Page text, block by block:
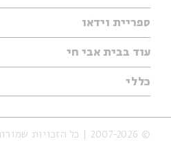
עיון
אנגלית
נוער
סדרות
אירועי עבר
ספריית וידאו
ילדים
מוזיקה
עיון
מיוחדים
עוד בבית אבי חי
תערוכות
מיוחדים
כללי
אודות
הצהרת נגישות
© 2007-2026 | כל הזכויות שמורות לבית אבי חי